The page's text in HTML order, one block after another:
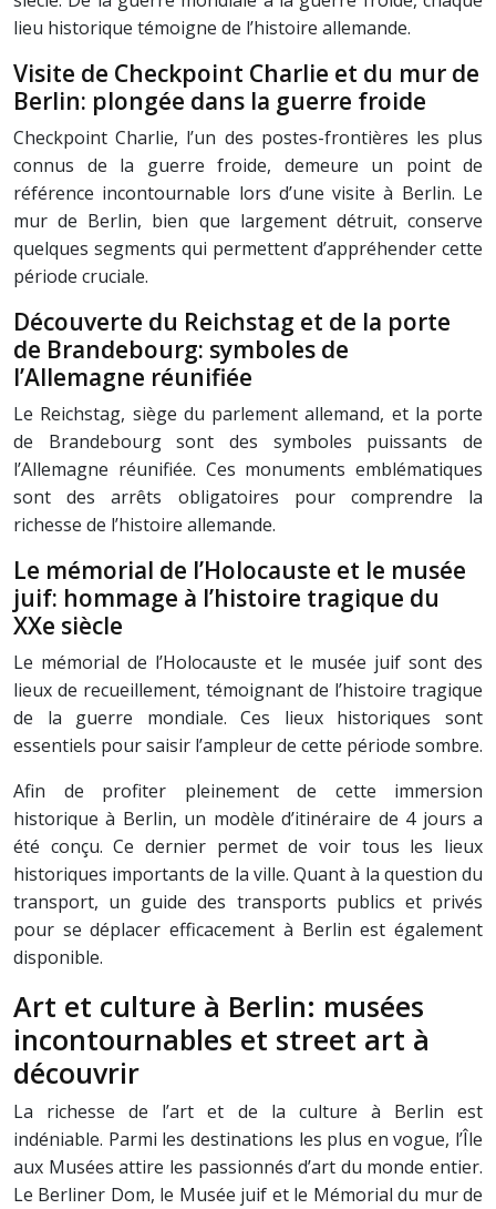
lieu historique témoigne de l’histoire allemande.
Visite de Checkpoint Charlie et du mur de
Berlin: plongée dans la guerre froide
Checkpoint Charlie, l’un des postes-frontières les plus
connus de la guerre froide, demeure un point de
référence incontournable lors d’une visite à Berlin. Le
mur de Berlin, bien que largement détruit, conserve
quelques segments qui permettent d’appréhender cette
période cruciale.
Découverte du Reichstag et de la porte
de Brandebourg: symboles de
l’Allemagne réunifiée
Le Reichstag, siège du parlement allemand, et la porte
de Brandebourg sont des symboles puissants de
l’Allemagne réunifiée. Ces monuments emblématiques
sont des arrêts obligatoires pour comprendre la
richesse de l’histoire allemande.
Le mémorial de l’Holocauste et le musée
juif: hommage à l’histoire tragique du
XXe siècle
Le mémorial de l’Holocauste et le musée juif sont des
lieux de recueillement, témoignant de l’histoire tragique
de la guerre mondiale. Ces lieux historiques sont
essentiels pour saisir l’ampleur de cette période sombre.
Afin de profiter pleinement de cette immersion
historique à Berlin, un modèle d’itinéraire de 4 jours a
été conçu. Ce dernier permet de voir tous les lieux
historiques importants de la ville. Quant à la question du
transport, un guide des transports publics et privés
pour se déplacer efficacement à Berlin est également
disponible.
Art et culture à Berlin: musées
incontournables et street art à
découvrir
La richesse de l’art et de la culture à Berlin est
indéniable. Parmi les destinations les plus en vogue, l’Île
aux Musées attire les passionnés d’art du monde entier.
Le Berliner Dom, le Musée juif et le Mémorial du mur de